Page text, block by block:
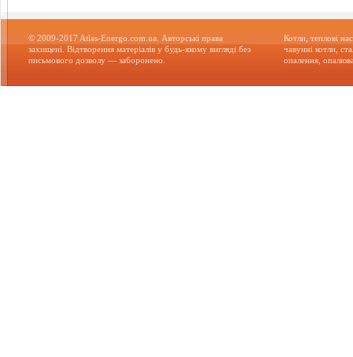
© 2009-2017 Atlas-Energo.com.ua. Авторські права
захищені. Відтворення матеріалів у будь-якому вигляді без
письмового дозволу — заборонено.
Котли, теплові
чавунні котли,
опалення,